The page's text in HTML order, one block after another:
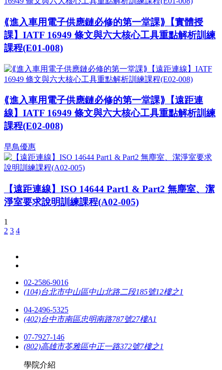
⟪進入車用電子供應鏈必修的第一堂課⟫【實體授
課】IATF 16949 條文與六大核心工具重點解析訓練
課程(E01-008)
⟪進入車用電子供應鏈必修的第一堂課⟫【遠距連
線】IATF 16949 條文與六大核心工具重點解析訓練
課程(E02-008)
早鳥優惠
【遠距連線】ISO 14644 Part1 & Part2 無塵室、潔
淨室要求說明訓練課程(A02-005)
1
2 3 4
02-2586-9016
(104)台北市中山區中山北路二段185號12樓之1
04-2496-5325
(402)台中市南區忠明南路787號27樓A1
07-7927-146
(802)高雄市苓雅區中正一路372號7樓之1
學院介紹